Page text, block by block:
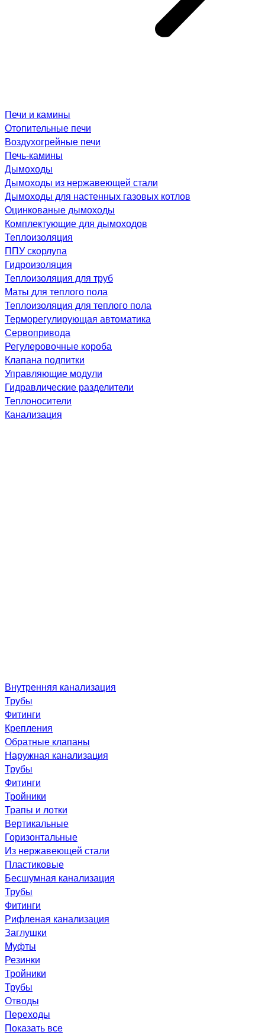
Печи и камины
Отопительные печи
Воздухогрейные печи
Печь-камины
Дымоходы
Дымоходы из нержавеющей стали
Дымоходы для настенных газовых котлов
Оцинкованые дымоходы
Комплектующие для дымоходов
Теплоизоляция
ППУ скорлупа
Гидроизоляция
Теплоизоляция для труб
Маты для теплого пола
Теплоизоляция для теплого пола
Терморегулирующая автоматика
Сервопривода
Регулеровочные короба
Клапана подпитки
Управляющие модули
Гидравлические разделители
Теплоносители
Канализация
Внутренняя канализация
Трубы
Фитинги
Крепления
Обратные клапаны
Наружная канализация
Трубы
Фитинги
Тройники
Трапы и лотки
Вертикальные
Горизонтальные
Из нержавеющей стали
Пластиковые
Бесшумная канализация
Трубы
Фитинги
Рифленая канализация
Заглушки
Муфты
Резинки
Тройники
Трубы
Отводы
Переходы
Показать все